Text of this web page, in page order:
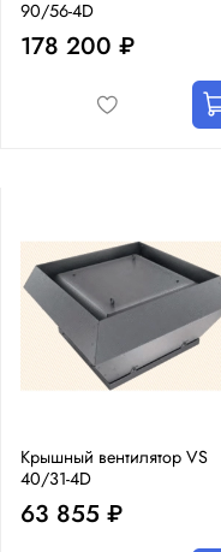
90/56-4D
178 200 ₽
Крышный вентилятор VS
40/31-4D
63 855 ₽